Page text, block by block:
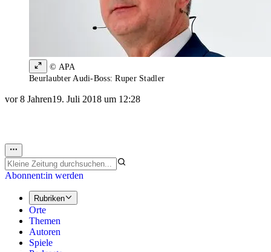
© APA
Beurlaubter Audi-Boss: Ruper Stadler
vor 8 Jahren19. Juli 2018 um 12:28
Abonnent:in werden
Rubriken
Orte
Themen
Autoren
Spiele